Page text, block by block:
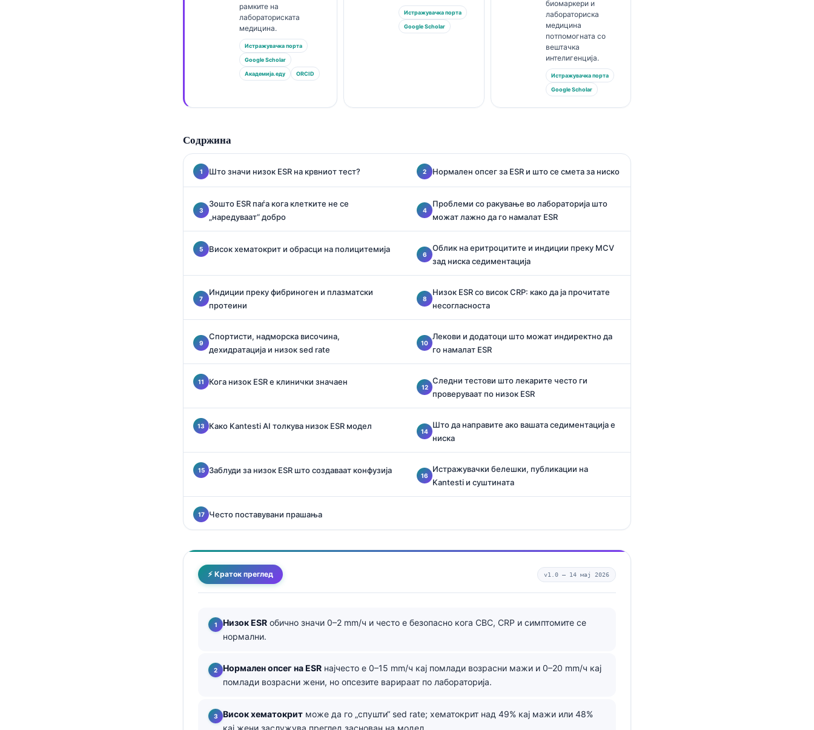
рамките на
лабораториската
медицина.
Истражувачка порта
Google Scholar
Академија.еду ORCID
Истражувачка порта
Google Scholar
биомаркери и
лабораториска
медицина
потпомогната со
вештачка
интелигенција.
Истражувачка порта
Google Scholar
Содржина
Што значи низок ESR на крвниот тест? Нормален опсег за ESR и што се смета за ниско
Зошто ESR паѓа кога клетките не се
„наредуваат“ добро
Проблеми со ракување во лабораторија што
можат лажно да го намалат ESR
Висок хематокрит и обрасци на полицитемија
Облик на еритроцитите и индиции преку MCV
зад ниска седиментација
Индиции преку фибриноген и плазматски
протеини
Низок ESR со висок CRP: како да ја прочитате
несогласноста
Спортисти, надморска височина,
дехидратација и низок sed rate
Лекови и додатоци што можат индиректно да
го намалат ESR
Кога низок ESR е клинички значаен
Следни тестови што лекарите често ги
проверуваат по низок ESR
Како Kantesti AI толкува низок ESR модел
Што да направите ако вашата седиментација е
ниска
Заблуди за низок ESR што создаваат конфузија
Истражувачки белешки, публикации на
Kantesti и суштината
Често поставувани прашања
⚡ Краток преглед v1.0 — 14 мај 2026
Низок ESR обично значи 0–2 mm/ч и често е безопасно кога CBC, CRP и симптомите се
нормални.
Нормален опсег на ESR најчесто е 0–15 mm/ч кај помлади возрасни мажи и 0–20 mm/ч кај
помлади возрасни жени, но опсезите варираат по лабораторија.
Висок хематокрит може да го „спушти“ sed rate; хематокрит над 49% кај мажи или 48%
кај жени заслужува преглед заснован на модел.